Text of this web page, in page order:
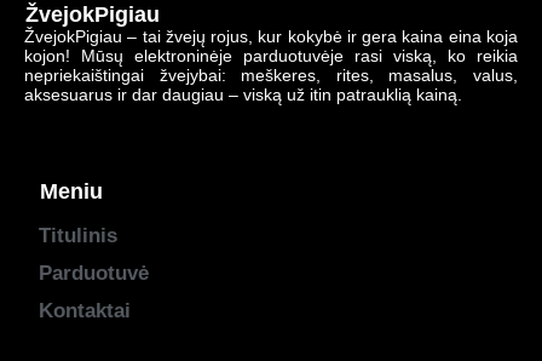
ŽvejokPigiau
ŽvejokPigiau – tai žvejų rojus, kur kokybė ir gera kaina eina koja
kojon! Mūsų elektroninėje parduotuvėje rasi viską, ko reikia
nepriekaištingai žvejybai: meškeres, rites, masalus, valus,
aksesuarus ir dar daugiau – viską už itin patrauklią kainą.
Meniu
Titulinis
Parduotuvė
Kontaktai